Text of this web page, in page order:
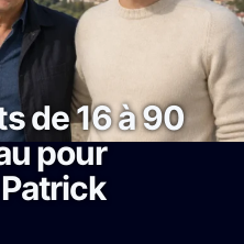
de 16 à 90
pour